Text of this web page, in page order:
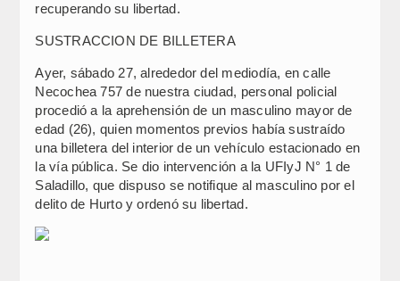
recuperando su libertad.
SUSTRACCION DE BILLETERA
Ayer, sábado 27, alrededor del mediodía, en calle
Necochea 757 de nuestra ciudad, personal policial
procedió a la aprehensión de un masculino mayor de
edad (26), quien momentos previos había sustraído
una billetera del interior de un vehículo estacionado en
la vía pública. Se dio intervención a la UFIyJ N° 1 de
Saladillo, que dispuso se notifique al masculino por el
delito de Hurto y ordenó su libertad.